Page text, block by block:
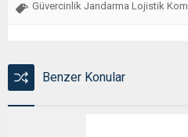
Güvercinlik Jandarma Lojistik
Benzer Konular